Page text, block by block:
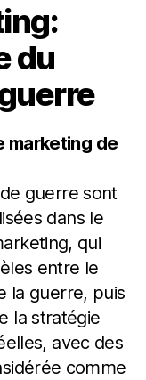
du
marketing de
guerre sont
dans le
qui
entre le
la guerre, puis
la stratégie
avec des
comme